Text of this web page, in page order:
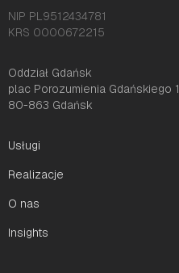
NIP PL9512434781
KRS 0000672215
Oddział Gdańsk
plac Porozumienia Gdańskiego 1
80-863 Gdańsk
Usługi
Realizacje
O nas
Insights